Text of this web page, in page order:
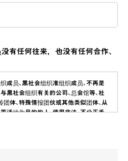
有任何往来，也没有任何合作、
成员、黑社会组织准组织成员、不再是
黑社会组织有关的公司、总会馆等、社
体、特殊情报团伙或其他类似团体、从
活动为目的的人、使用非法、不公正手
或势力，或与这些人或势力有关的人。
段获取资金的人和势力，或与这些人和